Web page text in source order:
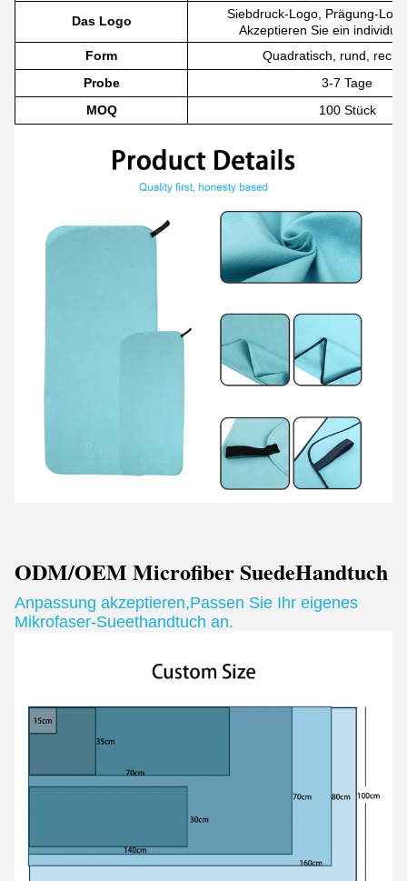
Das Logo
Siebdruck-Logo, Prägung-
Akzeptieren Sie ein
Form
Quadratisch, rund,
Probe
3-7 Tage
MOQ
100 Stück
ODM/OEM Microfiber SuedeHandtuch
Anpassung akzeptieren,Passen Sie Ihr eigenes
Mikrofaser-Sueethandtuch an.